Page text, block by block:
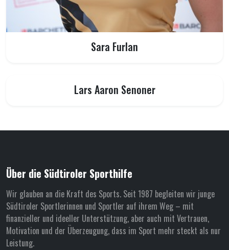
Sara Furlan
Lars Aaron Senoner
Über die Südtiroler Sporthilfe
Wir glauben an die Kraft des Sports. Seit 1987 begleiten wir junge
Südtiroler Sportlerinnen und Sportler auf ihrem Weg – mit
finanzieller und ideeller Unterstützung, aber auch mit Vertrauen,
Motivation und der Überzeugung, dass im Sport mehr steckt als nur
Leistung.